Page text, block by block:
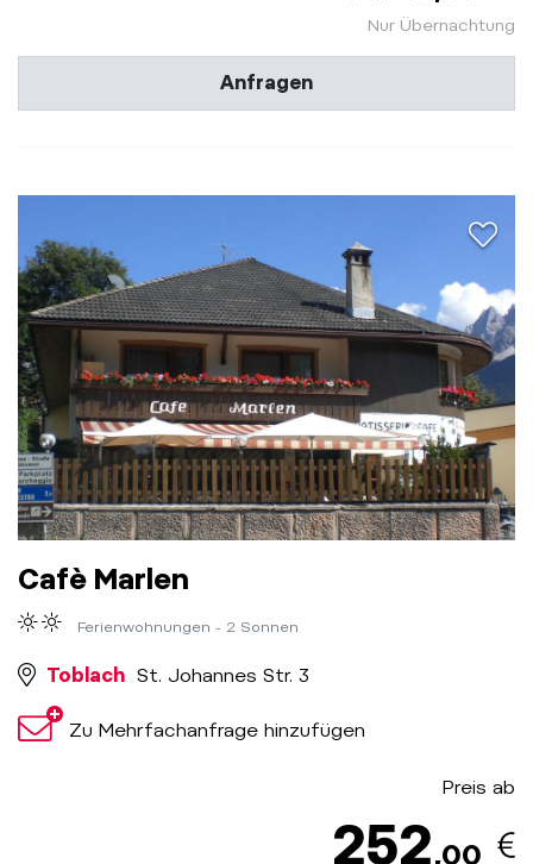
Nur Übernachtung
Anfragen
Preis ab
252,00
Cafè Marlen
Ferienwohnungen - 2 Sonnen
Toblach St. Johannes Str. 3
Zu Mehrfachanfrage hinzufügen